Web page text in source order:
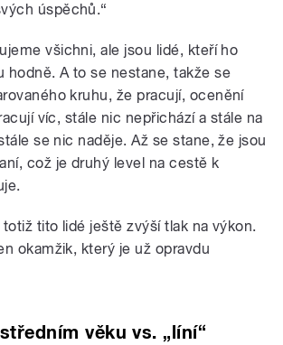
úspěchů.“
všichni, ale jsou lidé, kteří ho
hodně. A to se nestane, takže se
kruhu, že pracují, ocenění
víc, stále nic nepřichází a stále na
se nic naděje. Až se stane, že jsou
což je druhý level na cestě k
tito lidé ještě zvýší tlak na výkon.
okamžik, který je už opravdu
věku vs. „líní“